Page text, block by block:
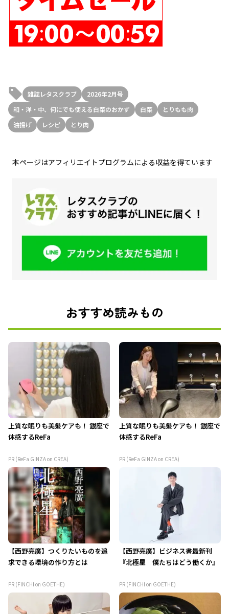
雑誌レタスクラブ
2026年2月号
和・洋・中、何にでも使える白菜のおかず
白菜
とりもも肉
油揚げ
レシピ とり肉
本ページはアフィリエイトプログラムによる収益を得ています
おすすめ読みもの
上質な眠りも美髪ケアも！ 銀座で
体感するReFa
PR (ReFa GINZA on CREA)
上質な眠りも美髪ケアも！ 銀座で
体感するReFa
PR (ReFa GINZA on CREA)
【西野亮廣】つくりたいものを追
求できる環境の作り方とは
PR (FINCHI on GOETHE)
【西野亮廣】ビジネス書最新刊
『北極星 僕たちはどう働くか』
PR (FINCHI on GOETHE)